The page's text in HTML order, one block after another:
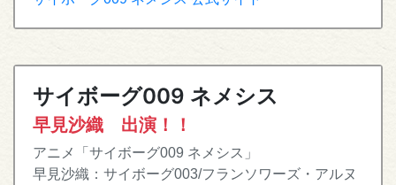
サイボーグ009 ネメシス
早見沙織 出演！！
アニメ「サイボーグ009 ネメシス」
早見沙織：サイボーグ003/フランソワーズ・アルヌ